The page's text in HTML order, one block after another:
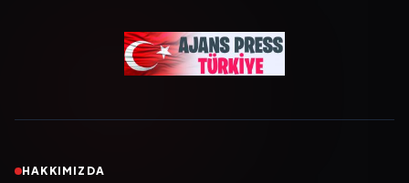
HAKKIMIZDA